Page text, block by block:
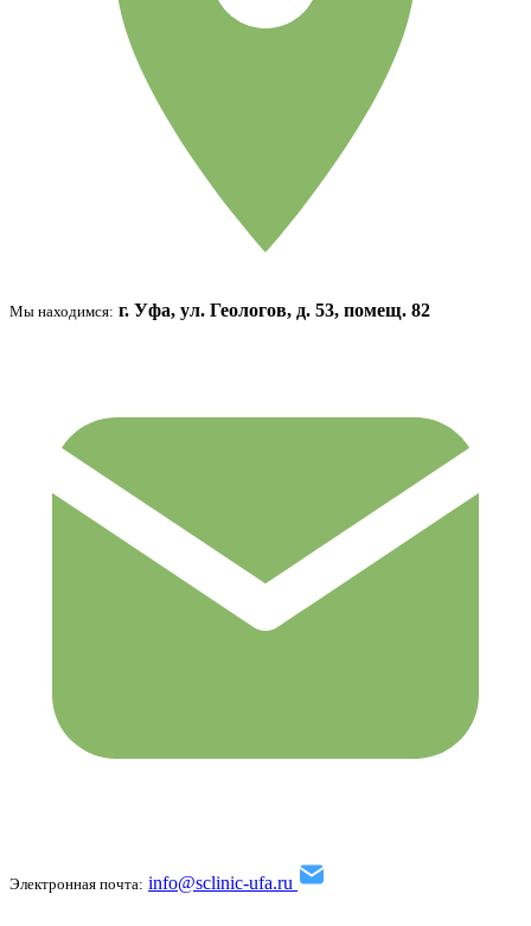
Мы находимся: г. Уфа, ул. Геологов, д. 53, помещ. 82
Электронная почта: info@sclinic-ufa.ru